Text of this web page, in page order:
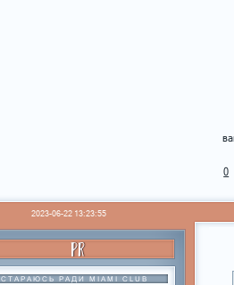
0
2023-06-22 13:23:55
PR
СТАРАЮСЬ РАДИ MIAMI CLUB